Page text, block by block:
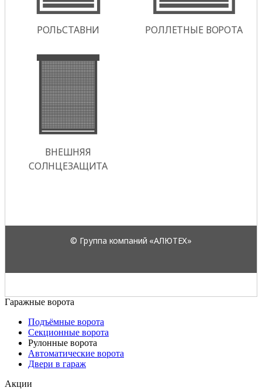
Гаражные ворота
Подъёмные ворота
Секционные ворота
Рулонные ворота
Автоматические ворота
Двери в гараж
Акции